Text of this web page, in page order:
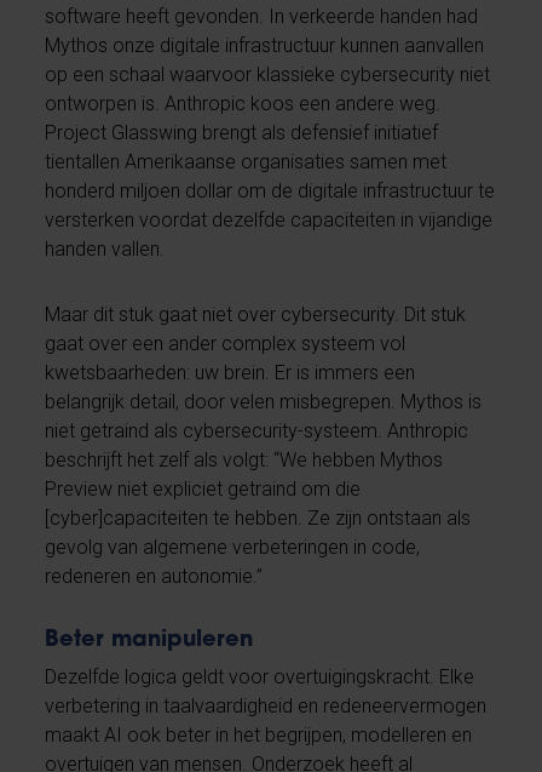
software heeft gevonden. In verkeerde handen had
Mythos onze digitale infrastructuur kunnen aanvallen
op een schaal waarvoor klassieke cybersecurity niet
ontworpen is. Anthropic koos een andere weg.
Project Glasswing brengt als defensief initiatief
tientallen Amerikaanse organisaties samen met
honderd miljoen dollar om de digitale infrastructuur te
versterken voordat dezelfde capaciteiten in vijandige
handen vallen.
Maar dit stuk gaat niet over cybersecurity. Dit stuk
gaat over een ander complex systeem vol
kwetsbaarheden: uw brein. Er is immers een
belangrijk detail, door velen misbegrepen. Mythos is
niet getraind als cybersecurity-systeem. Anthropic
beschrijft het zelf als volgt: “We hebben Mythos
Preview niet expliciet getraind om die
[cyber]capaciteiten te hebben. Ze zijn ontstaan als
gevolg van algemene verbeteringen in code,
redeneren en autonomie.”
Beter manipuleren
Dezelfde logica geldt voor overtuigingskracht. Elke
verbetering in taalvaardigheid en redeneervermogen
maakt AI ook beter in het begrijpen, modelleren en
overtuigen van mensen. Onderzoek heeft al